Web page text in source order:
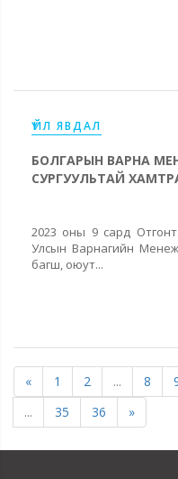
ҮЙЛ ЯВДАЛ
БОЛГАРЫН ВАРНА
СУРГУУЛЬТАЙ
2023 оны 9 сард
Улсын Варнагийн
багш, оюут...
« 1 2 ... 8
...
35 36 »